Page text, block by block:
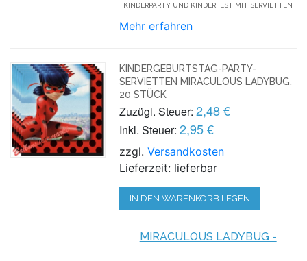
KINDERPARTY UND KINDERFEST MIT SERVIETTEN
Mehr erfahren
KINDERGEBURTSTAG-PARTY-
SERVIETTEN MIRACULOUS LADYBUG,
20 STÜCK
Zuzügl. Steuer: 2,48 €
Inkl. Steuer: 2,95 €
zzgl.Versandkosten
Lieferzeit: lieferbar
IN DEN WARENKORB LEGEN
MIRACULOUS LADYBUG -